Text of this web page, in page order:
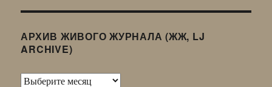
АРХИВ ЖИВОГО ЖУРНАЛА (ЖЖ, LJ
ARCHIVE)
Архив